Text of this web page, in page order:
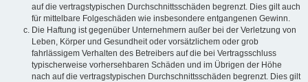
auf die vertragstypischen Durchschnittsschäden begrenzt. Dies gilt auch
für mittelbare Folgeschäden wie insbesondere entgangenen Gewinn.
Die Haftung ist gegenüber Unternehmern außer bei der Verletzung von
Leben, Körper und Gesundheit oder vorsätzlichem oder grob
fahrlässigem Verhalten des Betreibers auf die bei Vertragsschluss
typischerweise vorhersehbaren Schäden und im Übrigen der Höhe
nach auf die vertragstypischen Durchschnittsschäden begrenzt. Dies gilt